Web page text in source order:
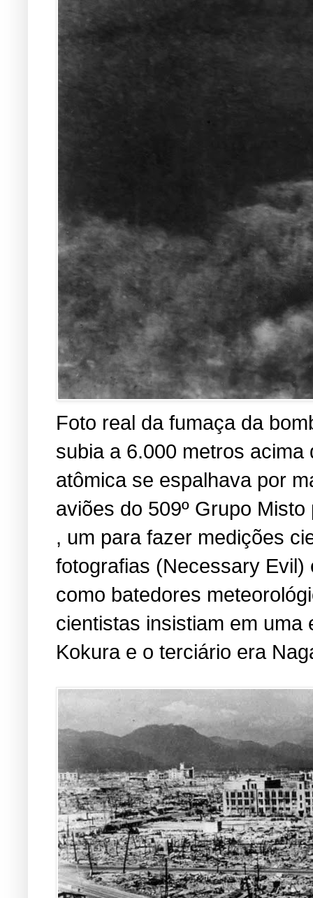
Foto real da fumaça da
subia a 6.000 metros
atômica se espalhava por
aviões do 509º Grupo
, um para fazer medições
fotografias (Necessary
como batedores
cientistas insistiam em
Kokura e o terciário era